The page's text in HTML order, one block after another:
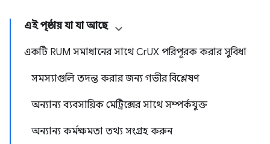
এই পৃষ্ঠায় যা যা আছে
একটি RUM সমাধানের সাথে CrUX পরিপূরক করার সুবিধা
সমস্যাগুলি তদন্ত করার জন্য গভীর বিশ্লেষণ
অন্যান্য ব্যবসায়িক মেট্রিক্সের সাথে সম্পর্কযুক্ত
অন্যান্য কর্মক্ষমতা তথ্য সংগ্রহ করুন